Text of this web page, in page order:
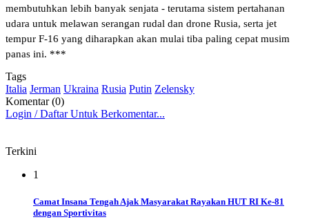
membutuhkan lebih banyak senjata - terutama sistem pertahanan
udara untuk melawan serangan rudal dan drone Rusia, serta jet
tempur F-16 yang diharapkan akan mulai tiba paling cepat musim
panas ini. ***
Tags
Italia Jerman Ukraina Rusia Putin Zelensky
Komentar (0)
Login / Daftar Untuk Berkomentar...
Terkini
1
Camat Insana Tengah Ajak Masyarakat Rayakan HUT RI Ke-81
dengan Sportivitas